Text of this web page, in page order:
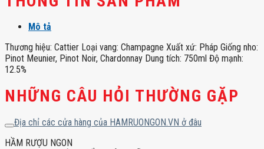
Mô tả
Thương hiệu: Cattier Loại vang: Champagne Xuất xứ: Pháp Giống nho:
Pinot Meunier, Pinot Noir, Chardonnay Dung tích: 750ml Độ mạnh:
12.5%
NHỮNG CÂU HỎI THƯỜNG GẶP
Địa chỉ các cửa hàng của HAMRUONGON.VN ở đâu
HẦM RƯỢU NGON